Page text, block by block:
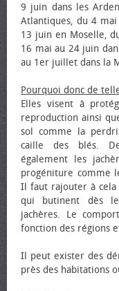
9 juin dans les
Atlantiques, du 4
13 juin en Moselle,
16 mai au 24 juin
au 1er juillet dans la
Pourquoi donc de
Elles visent à
reproduction ainsi
sol comme la
caille des blés.
également les
progéniture comme
Il faut rajouter à cela
qui butinent dès
jachères. Le
fonction des régions
Il peut exister des
près des habitations